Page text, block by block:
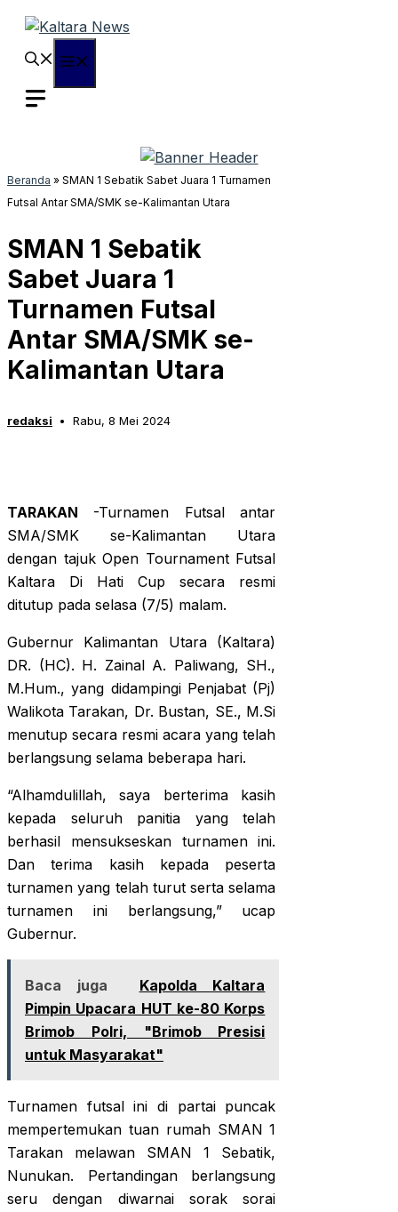
Langsung
Beranda » SMAN 1 Sebatik Sabet Juara 1 Turnamen
Futsal Antar SMA/SMK se-Kalimantan Utara
SMAN 1 Sebatik
Sabet Juara 1
Turnamen Futsal
Antar SMA/SMK se-
Kalimantan Utara
redaksi Rabu, 8 Mei 2024
TARAKAN -Turnamen Futsal antar
SMA/SMK se-Kalimantan Utara
dengan tajuk Open Tournament Futsal
Kaltara Di Hati Cup secara resmi
ditutup pada selasa (7/5) malam.
Gubernur Kalimantan Utara (Kaltara)
DR. (HC). H. Zainal A. Paliwang, SH.,
M.Hum., yang didampingi Penjabat (Pj)
Walikota Tarakan, Dr. Bustan, SE., M.Si
menutup secara resmi acara yang telah
berlangsung selama beberapa hari.
“Alhamdulillah, saya berterima kasih
kepada seluruh panitia yang telah
berhasil mensukseskan turnamen ini.
Dan terima kasih kepada peserta
turnamen yang telah turut serta selama
turnamen ini berlangsung,” ucap
Gubernur.
Baca juga
Kapolda Kaltara
Pimpin Upacara HUT ke-80 Korps
Brimob Polri, "Brimob Presisi
untuk Masyarakat"
Turnamen futsal ini di partai puncak
mempertemukan tuan rumah SMAN 1
Tarakan melawan SMAN 1 Sebatik,
Nunukan. Pertandingan berlangsung
seru dengan diwarnai sorak sorai